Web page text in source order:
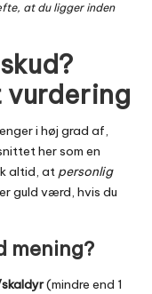
at du ligger inden
i høj grad af,
her som en
altid, at personlig
guld værd, hvis du
mening?
(mindre end 1